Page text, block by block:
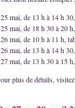
mai, de 13 h à 14 h
mai, de 18 h 30 à 20
mai, de 10 h à 11 h,
mai, de 13 h à 14 h
mai, de 13 h 30 à 15
plus de détails,